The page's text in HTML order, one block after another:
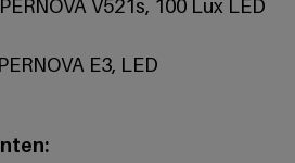
V521s, 100 Lux LED
E3, LED